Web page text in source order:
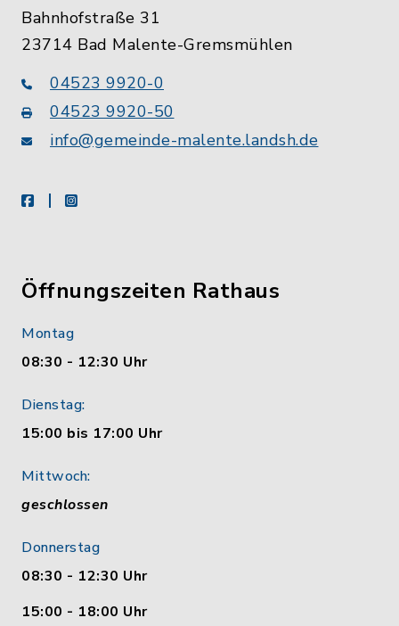
Bahnhofstraße 31
23714 Bad Malente-Gremsmühlen
04523 9920-0
04523 9920-50
info@gemeinde-malente.landsh.de
facebookinstagram
Öffnungszeiten Rathaus
Montag
08:30 - 12:30 Uhr
Dienstag:
15:00 bis 17:00 Uhr
Mittwoch:
geschlossen
Donnerstag
08:30 - 12:30 Uhr
15:00 - 18:00 Uhr